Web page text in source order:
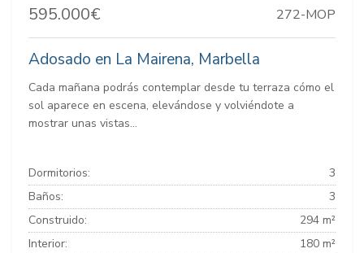
595.000€ 272-MOP
Adosado en La Mairena, Marbella
Cada mañana podrás contemplar desde tu terraza cómo el
sol aparece en escena, elevándose y volviéndote a
mostrar unas vistas...
Dormitorios:
3
Baños:
3
Construido:
294 m²
Interior:
180 m²